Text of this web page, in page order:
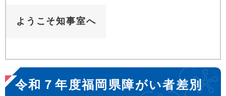
ようこそ知事室へ
本
文
令和７年度福岡県障がい者差別